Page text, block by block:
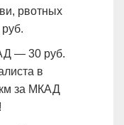
рвотных
— 30 руб.
в
за МКАД